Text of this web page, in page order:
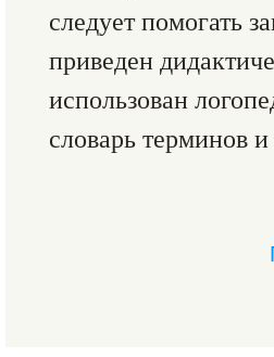
следует помогать
приведен
использован
словарь терминов